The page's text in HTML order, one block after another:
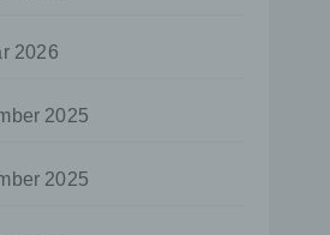
2026
2025
2025